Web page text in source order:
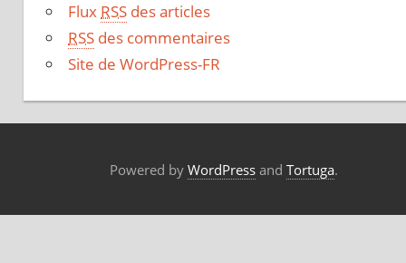
Flux RSS des articles
RSS des commentaires
Site de WordPress-FR
Powered by WordPressand Tortuga.